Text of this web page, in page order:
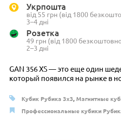
GAN 356 XS — это еще один
который появился на рынке в
Укрпошта
від 55 грн (від 1800
3–4 дні
Розетка
49 грн (від 1800
2–3 дні
Кубик Рубика 3x3, Магнитные
Профессиональные кубики